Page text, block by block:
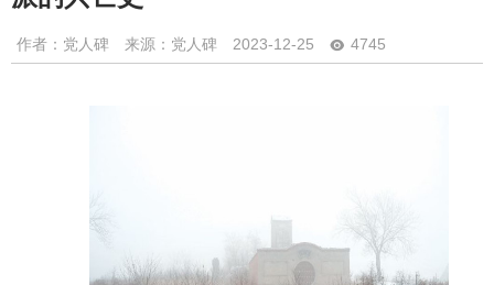
作者： 党人碑 来源：党人碑 2023-12-25 4745